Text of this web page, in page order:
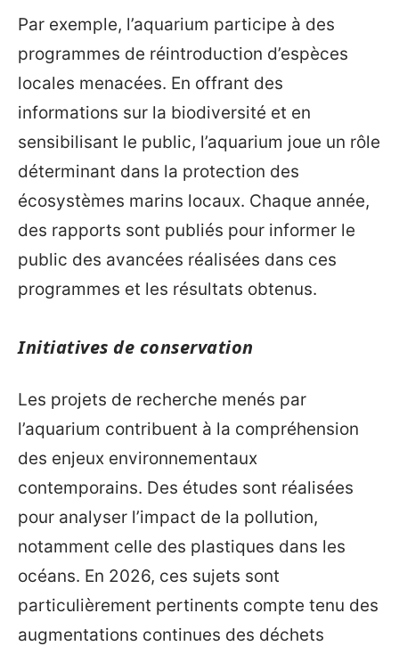
Par exemple, l’aquarium participe à des
programmes de réintroduction d’espèces
locales menacées. En offrant des
informations sur la biodiversité et en
sensibilisant le public, l’aquarium joue un rôle
déterminant dans la protection des
écosystèmes marins locaux. Chaque année,
des rapports sont publiés pour informer le
public des avancées réalisées dans ces
programmes et les résultats obtenus.
Initiatives de conservation
Les projets de recherche menés par
l’aquarium contribuent à la compréhension
des enjeux environnementaux
contemporains. Des études sont réalisées
pour analyser l’impact de la pollution,
notamment celle des plastiques dans les
océans. En 2026, ces sujets sont
particulièrement pertinents compte tenu des
augmentations continues des déchets